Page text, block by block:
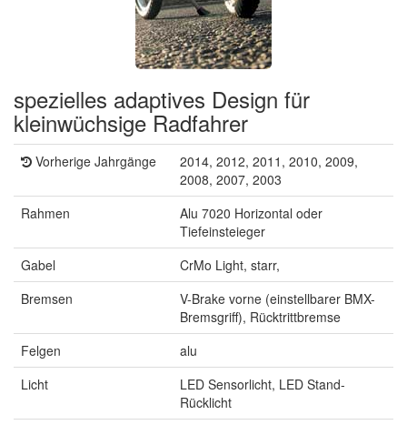
spezielles adaptives Design für
kleinwüchsige Radfahrer
Vorherige Jahrgänge
2014, 2012, 2011, 2010, 2009,
2008, 2007, 2003
Rahmen
Alu 7020 Horizontal oder
Tiefeinsteieger
Gabel
CrMo Light, starr,
Bremsen
V-Brake vorne (einstellbarer BMX-
Bremsgriff), Rücktrittbremse
Felgen
alu
Licht
LED Sensorlicht, LED Stand-
Rücklicht